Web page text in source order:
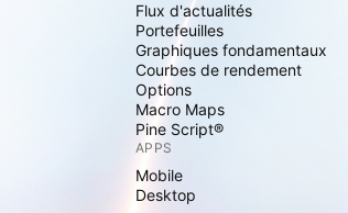
Flux d'actualités
Portefeuilles
Graphiques fondamentaux
Courbes de rendement
Options
Macro Maps
Pine Script®
APPS
Mobile
Desktop